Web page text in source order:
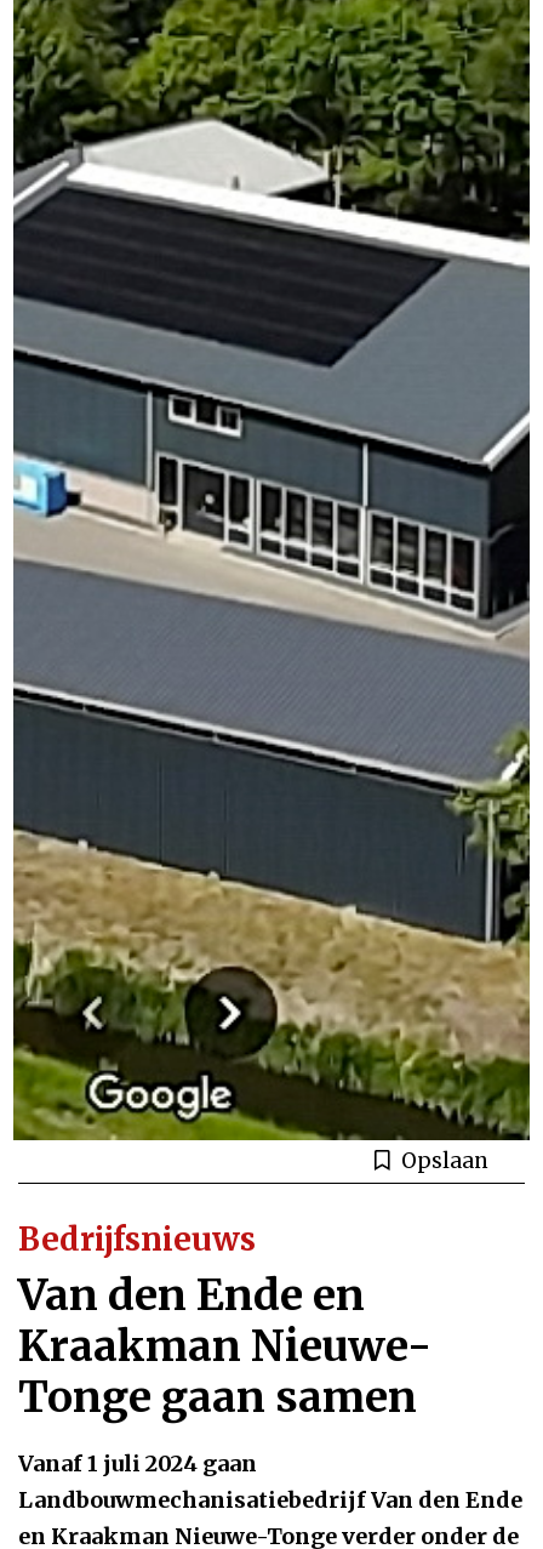
Opslaan
Bedrijfsnieuws
Van den Ende en
Kraakman Nieuwe-
Tonge gaan samen
Vanaf 1 juli 2024 gaan
Landbouwmechanisatiebedrijf Van den Ende
en Kraakman Nieuwe-Tonge verder onder de